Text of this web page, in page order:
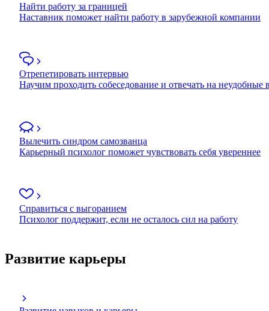
Найти работу за границей
Наставник поможет найти работу в зарубежной компании
Отрепетировать интервью
Научим проходить собеседование и отвечать на неудобные
Вылечить синдром самозванца
Карьерный психолог поможет чувствовать себя увереннее
Справиться с выгоранием
Психолог поддержит, если не осталось сил на работу
Развитие карьеры